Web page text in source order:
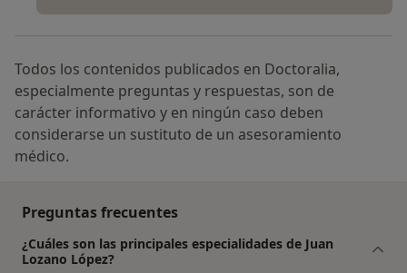
Todos los contenidos publicados en Doctoralia,
especialmente preguntas y respuestas, son de
carácter informativo y en ningún caso deben
considerarse un sustituto de un asesoramiento
médico.
Preguntas frecuentes
¿Cuáles son las principales especialidades de Juan
Lozano López?